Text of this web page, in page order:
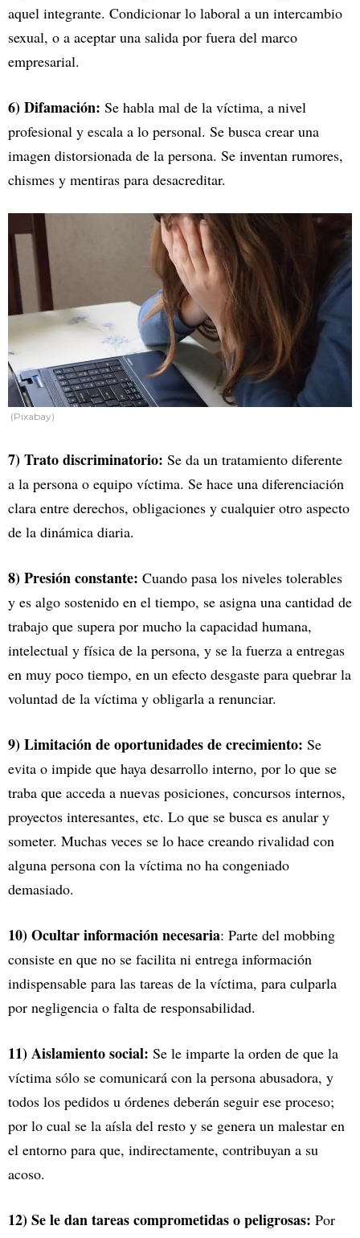
aquel integrante. Condicionar lo laboral a un intercambio
sexual, o a aceptar una salida por fuera del marco
empresarial.
6) Difamación: Se habla mal de la víctima, a nivel
profesional y escala a lo personal. Se busca crear una
imagen distorsionada de la persona. Se inventan rumores,
chismes y mentiras para desacreditar.
(Pixabay)
7) Trato discriminatorio: Se da un tratamiento diferente
a la persona o equipo víctima. Se hace una diferenciación
clara entre derechos, obligaciones y cualquier otro aspecto
de la dinámica diaria.
8) Presión constante: Cuando pasa los niveles tolerables
y es algo sostenido en el tiempo, se asigna una cantidad de
trabajo que supera por mucho la capacidad humana,
intelectual y física de la persona, y se la fuerza a entregas
en muy poco tiempo, en un efecto desgaste para quebrar la
voluntad de la víctima y obligarla a renunciar.
9) Limitación de oportunidades de crecimiento: Se
evita o impide que haya desarrollo interno, por lo que se
traba que acceda a nuevas posiciones, concursos internos,
proyectos interesantes, etc. Lo que se busca es anular y
someter. Muchas veces se lo hace creando rivalidad con
alguna persona con la víctima no ha congeniado
demasiado.
10) Ocultar información necesaria: Parte del mobbing
consiste en que no se facilita ni entrega información
indispensable para las tareas de la víctima, para culparla
por negligencia o falta de responsabilidad.
11) Aislamiento social: Se le imparte la orden de que la
víctima sólo se comunicará con la persona abusadora, y
todos los pedidos u órdenes deberán seguir ese proceso;
por lo cual se la aísla del resto y se genera un malestar en
el entorno para que, indirectamente, contribuyan a su
acoso.
12) Se le dan tareas comprometidas o peligrosas: Por